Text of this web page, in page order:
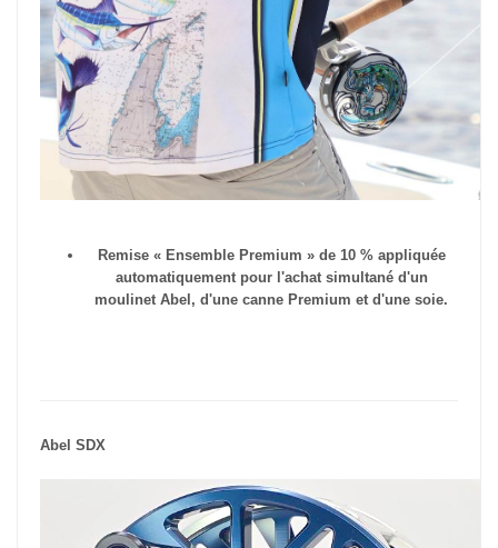
Remise « Ensemble Premium » de 10 % appliquée
automatiquement pour l'achat simultané d'un
moulinet Abel, d'une canne Premium et d'une soie.
Abel SDX